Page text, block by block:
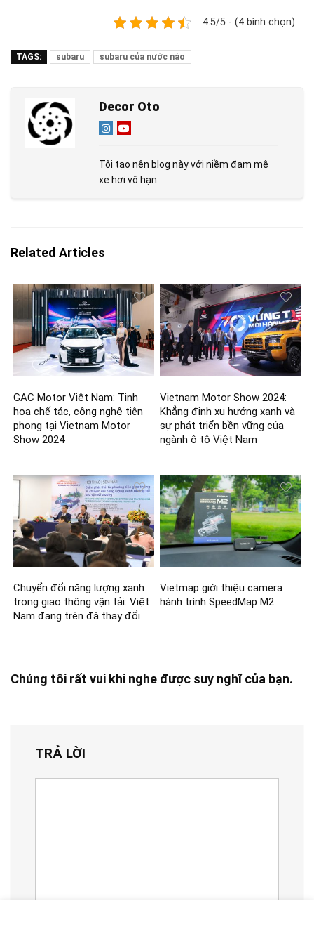
4.5/5 - (4 bình chọn)
TAGS: subaru subaru của nước nào
Decor Oto
Tôi tạo nên blog này với niềm đam mê
xe hơi vô hạn.
Related Articles
GAC Motor Việt Nam: Tinh
hoa chế tác, công nghệ tiên
phong tại Vietnam Motor
Show 2024
Vietnam Motor Show 2024:
Khẳng định xu hướng xanh và
sự phát triển bền vững của
ngành ô tô Việt Nam
Chuyển đổi năng lượng xanh
trong giao thông vận tải: Việt
Nam đang trên đà thay đổi
Vietmap giới thiệu camera
hành trình SpeedMap M2
Chúng tôi rất vui khi nghe được suy nghĩ của bạn.
TRẢ LỜI